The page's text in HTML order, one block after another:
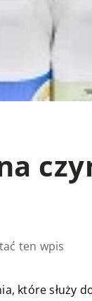
ten wpis
które służy